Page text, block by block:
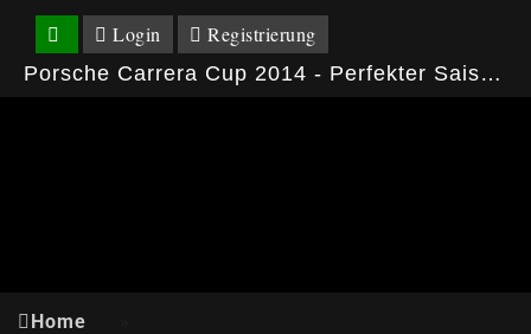
Login Registrierung
Porsche Carrera Cup 2014 - Perfekter Saisonstart von Philipp Eng auf dem Hockenheimring
Home